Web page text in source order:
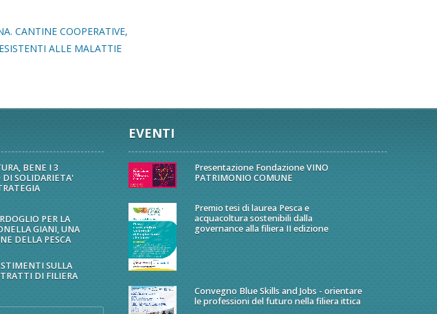
CANTINE COOPERATIVE,
ALLE MALATTIE
BENE I 3
SOLIDARIETA'
PER LA
GIANI, UNA
DELLA PESCA
SULLA
DI FILIERA
EVENTI
Presentazione Fondazione VINO
PATRIMONIO COMUNE
Premio tesi di laurea Pesca e
acquacoltura sostenibili dalla
governance alla filiera II edizione
Convegno Blue Skills and Jobs - orientare
le professioni del futuro nella filiera ittica